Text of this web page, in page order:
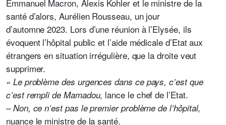
Emmanuel Macron, Alexis Kohler et le ministre de la
santé d’alors, Aurélien Rousseau, un jour
d’automne 2023. Lors d’une réunion à l’Elysée, ils
évoquent l’hôpital public et l’aide médicale d’Etat aux
étrangers en situation irrégulière, que la droite veut
supprimer.
« Le problème des urgences dans ce pays, c’est que
c’est rempli de Mamadou, lance le chef de l’Etat.
– Non, ce n’est pas le premier problème de l’hôpital,
nuance le ministre de la santé.